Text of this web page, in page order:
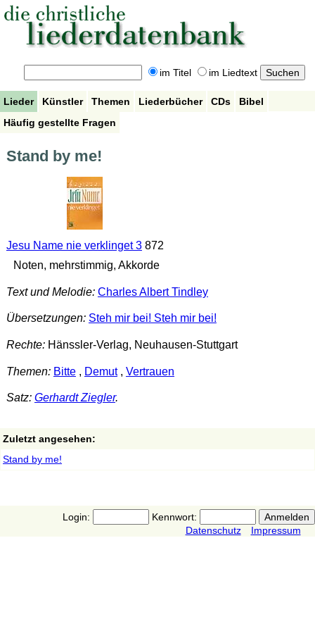
im Titel im Liedtext
Lieder Künstler Themen Liederbücher CDs
Bibel
Häufig gestellte Fragen
Stand by me!
Jesu Name nie verklinget 3872
Noten, mehrstimmig, Akkorde
Text und Melodie: Charles Albert Tindley
Übersetzungen: Steh mir bei! Steh mir bei!
Rechte:Hänssler-Verlag, Neuhausen-Stuttgart
Themen: Bitte, Demut, Vertrauen
Satz: Gerhardt Ziegler.
Zuletzt angesehen:
Stand by me!
Login:
Kennwort:
Datenschutz
Impressum